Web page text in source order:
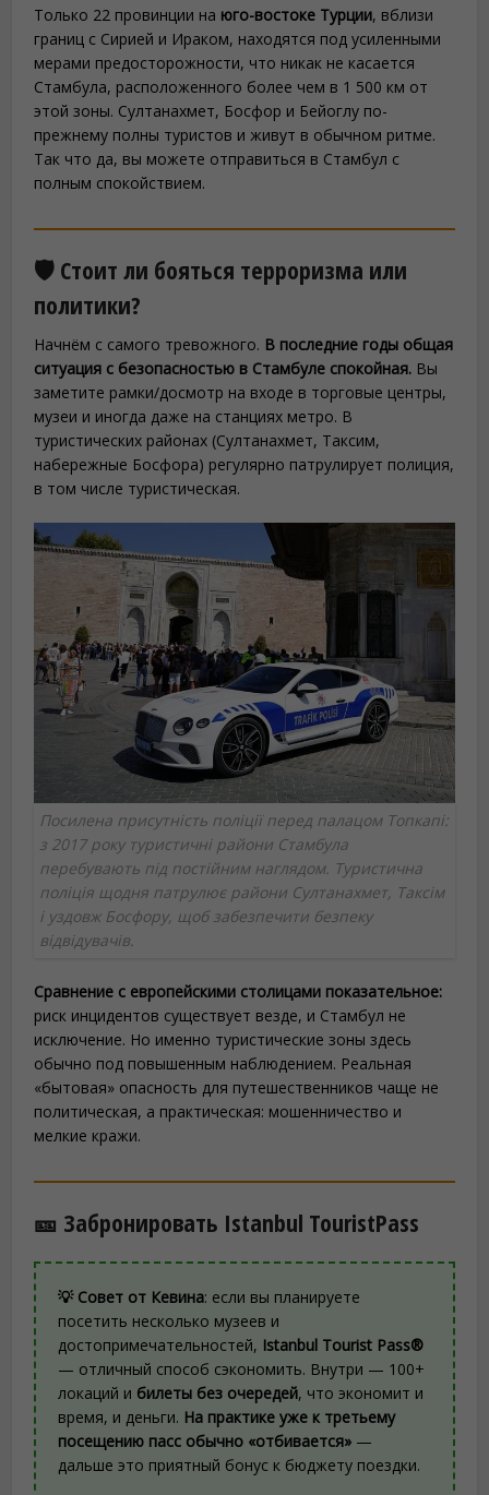
Только 22 провинции на юго-востоке Турции, вблизи
границ с Сирией и Ираком, находятся под усиленными
мерами предосторожности, что никак не касается
Стамбула, расположенного более чем в 1 500 км от
этой зоны. Султанахмет, Босфор и Бейоглу по-
прежнему полны туристов и живут в обычном ритме.
Так что да, вы можете отправиться в Стамбул с
полным спокойствием.
🛡️ Стоит ли бояться терроризма или
политики?
Начнём с самого тревожного. В последние годы общая
ситуация с безопасностью в Стамбуле спокойная. Вы
заметите рамки/досмотр на входе в торговые центры,
музеи и иногда даже на станциях метро. В
туристических районах (Султанахмет, Таксим,
набережные Босфора) регулярно патрулирует полиция,
в том числе туристическая.
Посилена присутність поліції перед палацом Топкапі:
з 2017 року туристичні райони Стамбула
перебувають під постійним наглядом. Туристична
поліція щодня патрулює райони Султанахмет, Таксім
і уздовж Босфору, щоб забезпечити безпеку
відвідувачів.
Сравнение с европейскими столицами показательное:
риск инцидентов существует везде, и Стамбул не
исключение. Но именно туристические зоны здесь
обычно под повышенным наблюдением. Реальная
«бытовая» опасность для путешественников чаще не
политическая, а практическая: мошенничество и
мелкие кражи.
🎫 Забронировать Istanbul TouristPass
💡 Совет от Кевина: если вы планируете
посетить несколько музеев и
достопримечательностей, Istanbul Tourist Pass®
— отличный способ сэкономить. Внутри — 100+
локаций и билеты без очередей, что экономит и
время, и деньги. На практике уже к третьему
посещению пасс обычно «отбивается» —
дальше это приятный бонус к бюджету поездки.